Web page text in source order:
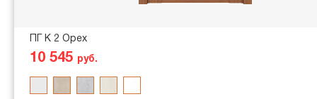
ПГ K 2 Орех
10 545 руб.